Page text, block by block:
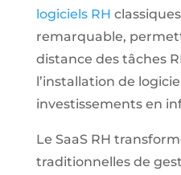
logiciels RH
remarquable,
distance des tâches
l’installation de
investissements en
Le SaaS RH
traditionnelles de